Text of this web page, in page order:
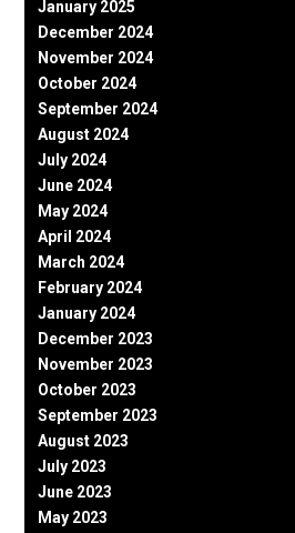
January 2025
December 2024
November 2024
October 2024
September 2024
August 2024
July 2024
June 2024
May 2024
April 2024
March 2024
February 2024
January 2024
December 2023
November 2023
October 2023
September 2023
August 2023
July 2023
June 2023
May 2023